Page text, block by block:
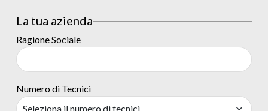
La tua azienda
Ragione Sociale
Numero di Tecnici